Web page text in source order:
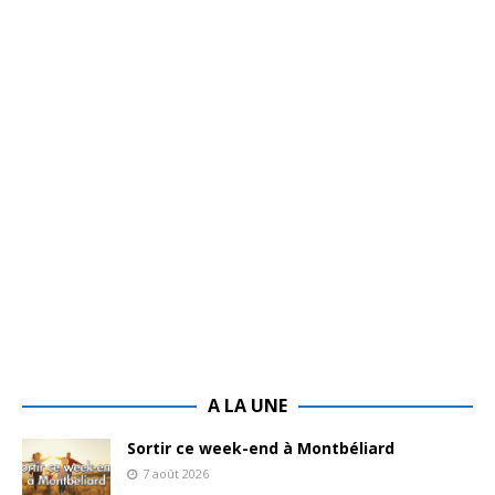
A LA UNE
Sortir ce week-end à Montbéliard
7 août 2026